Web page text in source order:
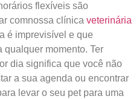
flexíveis são
comnossa clínica veterinária
é imprevisível e que
qualquer momento. Ter
dia significa que você não
a sua agenda ou encontrar
levar o seu pet para uma